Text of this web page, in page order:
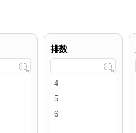

排数
